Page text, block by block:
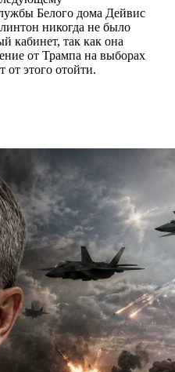
Белого дома Дейвис
никогда не было
кабинет, так как она
от Трампа на выборах
от этого отойти.